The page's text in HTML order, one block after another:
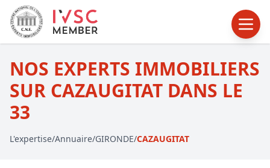
NOS EXPERTS IMMOBILIERS
SUR CAZAUGITAT DANS LE
33
L'expertise/Annuaire/GIRONDE/CAZAUGITAT